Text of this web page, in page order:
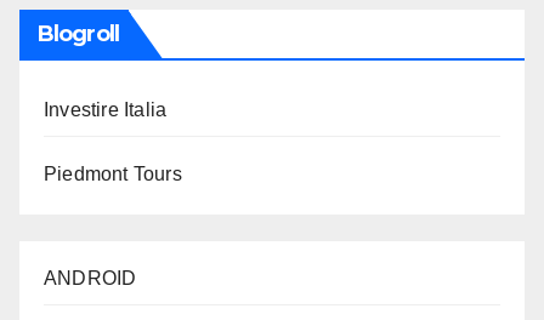
Blogroll
Investire Italia
Piedmont Tours
ANDROID